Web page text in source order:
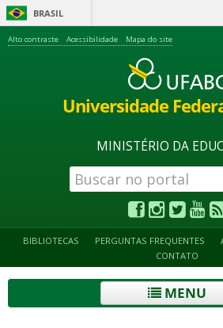
BRASIL
Alto contraste Acessibilidade Mapa do site
Universidade
MINISTÉRIO DA
BIBLIOTECAS PERGUNTAS FREQUENTES
CONTATO
MENU